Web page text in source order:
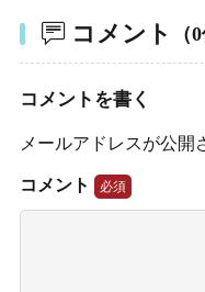
コメント （
コメントを書く
メールアドレスが公開
コメント